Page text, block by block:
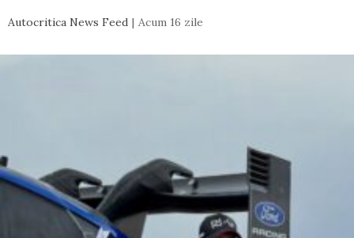
Autocritica News Feed Acum 16 zile